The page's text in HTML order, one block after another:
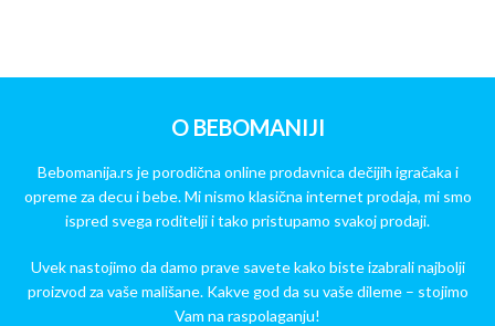
O BEBOMANIJI
Bebomanija.rs je porodična online prodavnica dečijih igračaka i
opreme za decu i bebe. Mi nismo klasična internet prodaja, mi smo
ispred svega roditelji i tako pristupamo svakoj prodaji.
Uvek nastojimo da damo prave savete kako biste izabrali najbolji
proizvod za vaše mališane. Kakve god da su vaše dileme – stojimo
Vam na raspolaganju!